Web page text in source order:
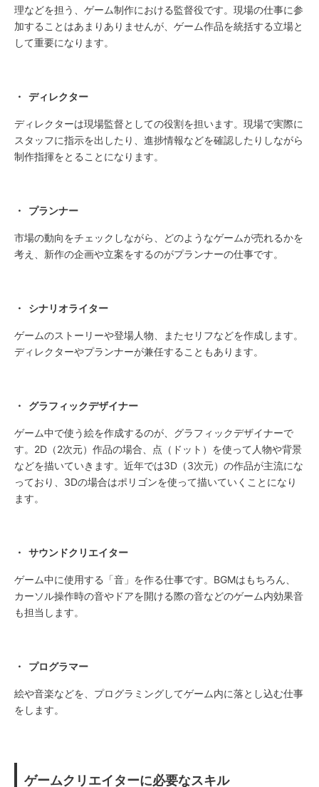
理などを担う、ゲーム制作における監督役です。現場の仕事に参
加することはあまりありませんが、ゲーム作品を統括する立場と
して重要になります。
・ ディレクター
ディレクターは現場監督としての役割を担います。現場で実際に
スタッフに指示を出したり、進捗情報などを確認したりしながら
制作指揮をとることになります。
・ プランナー
市場の動向をチェックしながら、どのようなゲームが売れるかを
考え、新作の企画や立案をするのがプランナーの仕事です。
・ シナリオライター
ゲームのストーリーや登場人物、またセリフなどを作成します。
ディレクターやプランナーが兼任することもあります。
・ グラフィックデザイナー
ゲーム中で使う絵を作成するのが、グラフィックデザイナーで
す。2D（2次元）作品の場合、点（ドット）を使って人物や背景
などを描いていきます。近年では3D（3次元）の作品が主流にな
っており、3Dの場合はポリゴンを使って描いていくことになり
ます。
・ サウンドクリエイター
ゲーム中に使用する「音」を作る仕事です。BGMはもちろん、
カーソル操作時の音やドアを開ける際の音などのゲーム内効果音
も担当します。
・ プログラマー
絵や音楽などを、プログラミングしてゲーム内に落とし込む仕事
をします。
ゲームクリエイターに必要なスキル